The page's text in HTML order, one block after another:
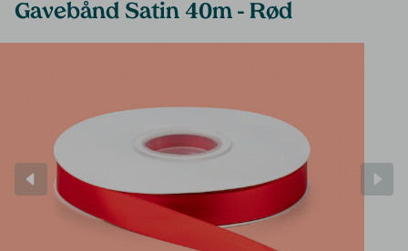
Gavebånd Satin 40m - Rød